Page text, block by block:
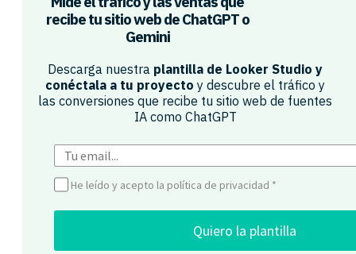
recibe tu sitio web de ChatGPT o
Gemini​
Descarga nuestra plantilla de Looker Studio y
conéctala a tu proyecto y descubre el tráfico y
las conversiones que recibe tu sitio web de fuentes
IA como ChatGPT​
He leído y acepto la política de privacidad *
Quiero la plantilla